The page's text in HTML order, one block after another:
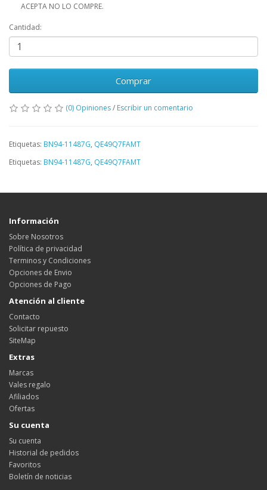
ACEPTA NO LO COMPRE.
Cantidad:
Comprar
(0) Opiniones/ Escribir un comentario
Etiquetas: BN94-11487G, QE49Q7FAMT
Etiquetas: BN94-11487G, QE49Q7FAMT
Información
Sobre Nosotros
Política de privacidad
Terminos y Condiciones
Opciones de Envio
Opciones de Pago
Atención al cliente
Contacto
Solicitar repuesto
SiteMap
Extras
Marcas
Vales regalo
Afiliados
Ofertas
Su cuenta
Su cuenta
Historial de pedidos
Favoritos
Boletín de noticias